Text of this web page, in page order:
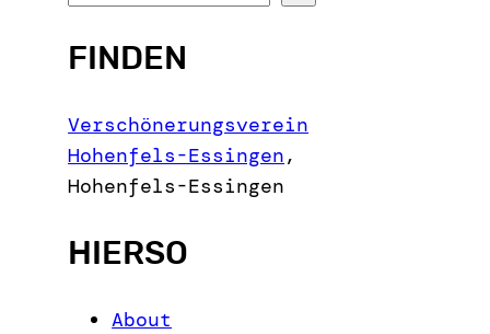
a
c
h
FINDEN
Verschönerungsverein
Hohenfels-Essingen,
Hohenfels-Essingen
HIERSO
About